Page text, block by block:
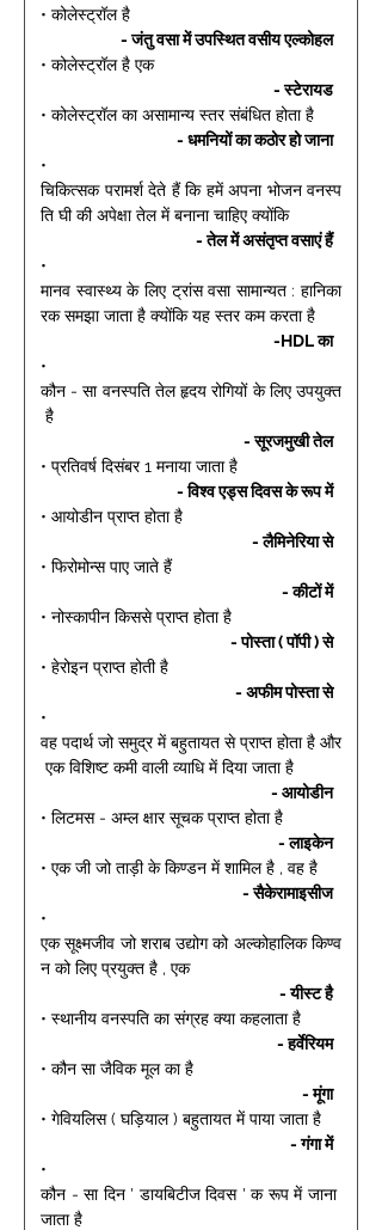
• कोलेस्ट्रॉल है
- जंतु वसा में उपस्थित वसीय एल्कोहल
• कोलेस्ट्रॉल है एक
- स्टेरायड
• कोलेस्ट्रॉल का असामान्य स्तर संबंधित होता है
- धमनियों का कठोर हो जाना
•
चिकित्सक परामर्श देते हैं कि हमें अपना भोजन वनस्प
ति घी की अपेक्षा तेल में बनाना चाहिए क्योंकि
- तेल में असंतृप्त वसाएं हैं
•
मानव स्वास्थ्य के लिए ट्रांस वसा सामान्यत : हानिका
रक समझा जाता है क्योंकि यह स्तर कम करता है
-HDL का
•
कौन - सा वनस्पति तेल हृदय रोगियों के लिए उपयुक्त
है
- सूरजमुखी तेल
• प्रतिवर्ष दिसंबर 1 मनाया जाता है
- विश्व एड्स दिवस के रूप में
• आयोडीन प्राप्त होता है
- लैमिनेरिया से
• फिरोमोन्स पाए जाते हैं
- कीटों में
• नोस्कापीन किससे प्राप्त होता है
- पोस्ता ( पॉपी ) से
• हेरोइन प्राप्त होती है
- अफीम पोस्ता से
•
वह पदार्थ जो समुद्र में बहुतायत से प्राप्त होता है और
एक विशिष्ट कमी वाली व्याधि में दिया जाता है
- आयोडीन
• लिटमस - अम्ल क्षार सूचक प्राप्त होता है
- लाइकेन
• एक जी जो ताड़ी के किण्डन में शामिल है , वह है
- सैकेरामाइसीज
•
एक सूक्ष्मजीव जो शराब उद्योग को अल्कोहालिक किण्व
न को लिए प्रयुक्त है , एक
- यीस्ट है
• स्थानीय वनस्पति का संग्रह क्या कहलाता है
- हर्वेरियम
• कौन सा जैविक मूल का है
- मूंगा
• गेवियलिस ( घड़ियाल ) बहुतायत में पाया जाता है
- गंगा में
•
कौन - सा दिन ' डायबिटीज दिवस ' क रूप में जाना
जाता है